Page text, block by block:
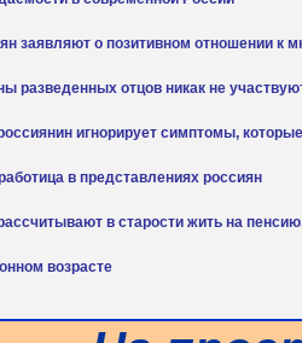
заявляют о позитивном отношении к
разведенных отцов никак не
игнорирует симптомы,
в представлениях россиян
в старости жить на
возрасте